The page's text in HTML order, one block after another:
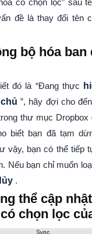
có chọn lọc” sau
đề là thay đổi tên
bộ hóa
đó là “Đang thực
”, hãy đợi cho
thư mục Dropbox
biết bạn đã tạm
vậy, bạn có thể tiếp
Nếu bạn chỉ muốn
.
thể cập
chọn lọc